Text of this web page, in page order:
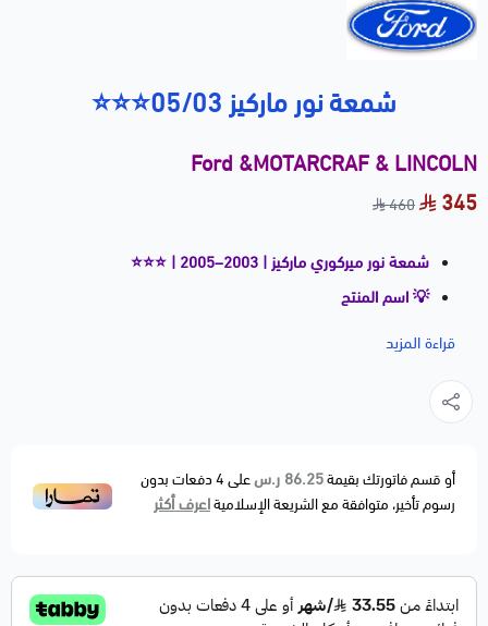
شمعة نور ماركيز 05/03⭐⭐⭐
Ford &MOTARCRAF & LINCOLN
345
460
شمعة نور ميركوري ماركيز | 2003–2005 | ⭐⭐⭐
💡 اسم المنتج
شمعة نور ميركوري جراند ماركيز | 2003–2005 | ⭐⭐⭐
القطعة بديلة مطابقة لمواصفات الوكالة OEM Fitment
وتمنح أداء إضاءة موثوقًا بعمر تشغيلي جيد.
MERCURYGRAND MARQUIS — 2003–2005
(يرجى التأكد من نوع اللمبة المطلوب: عالي / واطي حسب
قراءة المزيد
أو قسم فاتورتك بقيمة86.25 ر.س على4دفعات بدون
رسوم تأخير، متوافقة مع الشريعة الإسلاميةاعرف أكثر